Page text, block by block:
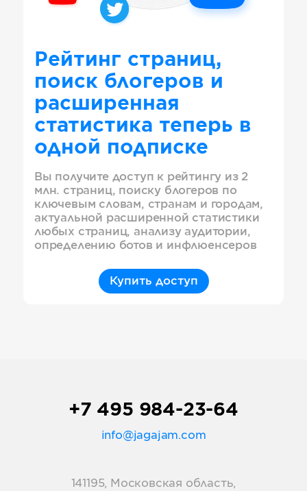
Рейтинг страниц,
поиск блогеров и
расширенная
статистика теперь в
одной подписке
Вы получите доступ к рейтингу из 2
млн. страниц, поиску блогеров по
ключевым словам, странам и городам,
актуальной расширенной статистики
любых страниц, анализу аудитории,
определению ботов и инфлюенсеров
Купить доступ
+7 495 984-23-64
info@jagajam.com
141195, Московская область,